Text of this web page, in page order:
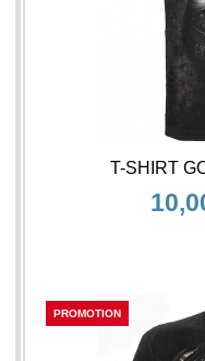
T-SHIRT
PROMOTION